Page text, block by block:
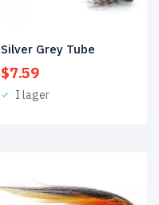
Silver Grey Tube
$7.59
I lager